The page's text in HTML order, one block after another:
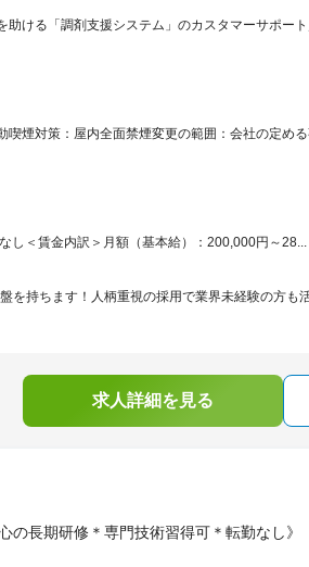
ける「調剤支援システム」のカスタマーサポー
煙対策：屋内全面禁煙変更の範囲：会社の定め
し＜賃金内訳＞月額（基本給）：200,000円～28...
を持ちます！人柄重視の採用で業界未経験の方も
求人詳細を見る
の長期研修＊専門技術習得可＊転勤なし》